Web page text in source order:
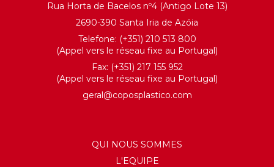
Rua Horta de Bacelos nº4 (Antigo Lote 13)
2690-390 Santa Iria de Azóia
Telefone: (+351) 210 513 800
(Appel vers le réseau fixe au Portugal)
Fax: (+351) 217 155 952
(Appel vers le réseau fixe au Portugal)
geral@coposplastico.com
QUI NOUS SOMMES
L'EQUIPE